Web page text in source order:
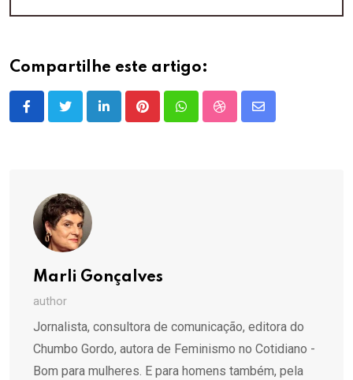
Compartilhe este artigo:
LinkedInPinterestWhatsappStumbleUpon
Share
Marli Gonçalves
author
Jornalista, consultora de comunicação, editora do
Chumbo Gordo, autora de Feminismo no Cotidiano -
Bom para mulheres. E para homens também, pela